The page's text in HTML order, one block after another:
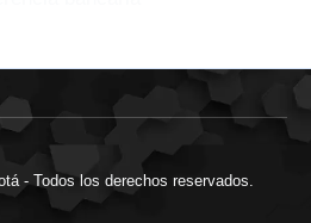
- Todos los derechos reservados.